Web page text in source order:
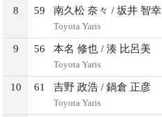
8 59 南久松 奈々 / 坂井 智幸
Toyota Yaris
9 56 本名 修也 / 湊 比呂美
Toyota Yaris
10 61 吉野 政浩 / 鍋倉 正彦
Toyota Yaris